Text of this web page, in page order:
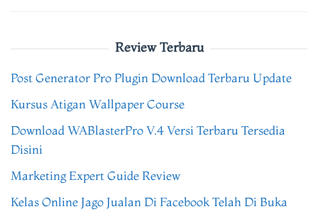
Review Terbaru
Post Generator Pro Plugin Download Terbaru Update
Kursus Atigan Wallpaper Course
Download WABlasterPro V.4 Versi Terbaru Tersedia
Disini
Marketing Expert Guide Review
Kelas Online Jago Jualan Di Facebook Telah Di Buka